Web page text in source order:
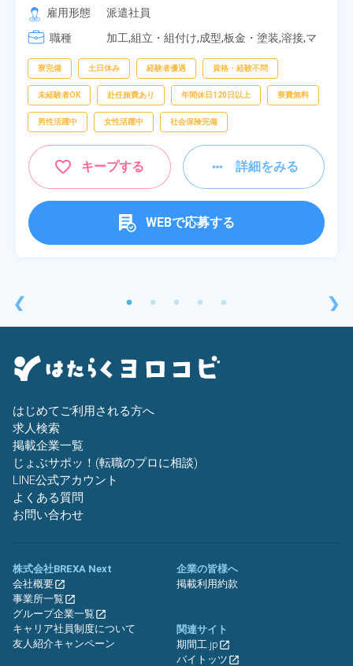
❮
[2] 20:00～05:00
[3] 06:30～15:00
[4] 14:30～23:00
雇用形態
派遣社員
職種
加工,組立・組付け,成型,板金・塗装,溶接,マ
査,物流・配送
寮完備 土日休み 経験者優遇 資格・経験不問
未経験者OK 赴任旅費あり 年間休日120日以上 寮費無料
男性活躍中 女性活躍中 社会保険完備
キープする 詳細をみる
WEBで応募する
❯
はじめてご利用される方へ
求人検索
掲載企業一覧
じょぶサポッ！(転職のプロに相談)
LINE公式アカウント
よくある質問
お問い合わせ
株式会社BREXA Next
会社概要
事業所一覧
グループ企業一覧
キャリア社員制度について
友人紹介キャンペーン
企業の皆様へ
掲載利用約款
関連サイト
期間工.jp
バイトッツ